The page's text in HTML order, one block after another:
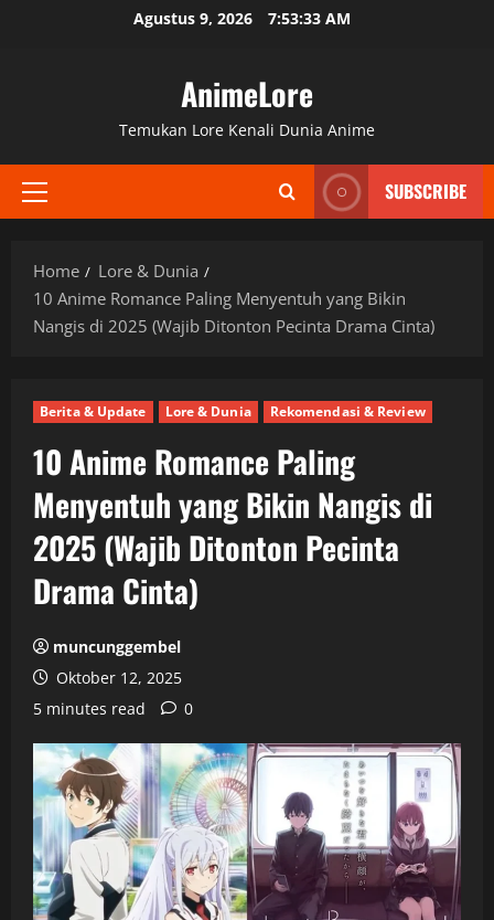
Agustus 9, 2026 7:53:34 AM
AnimeLore
Temukan Lore Kenali Dunia Anime
Primary
SUBSCRIBE
Home
Lore & Dunia
10 Anime Romance Paling Menyentuh yang Bikin
Nangis di 2025 (Wajib Ditonton Pecinta Drama Cinta)
Berita & Update Lore & Dunia Rekomendasi & Review
10 Anime Romance Paling
Menyentuh yang Bikin Nangis di
2025 (Wajib Ditonton Pecinta
Drama Cinta)
muncunggembel
Oktober 12, 2025
5 minutes read
0